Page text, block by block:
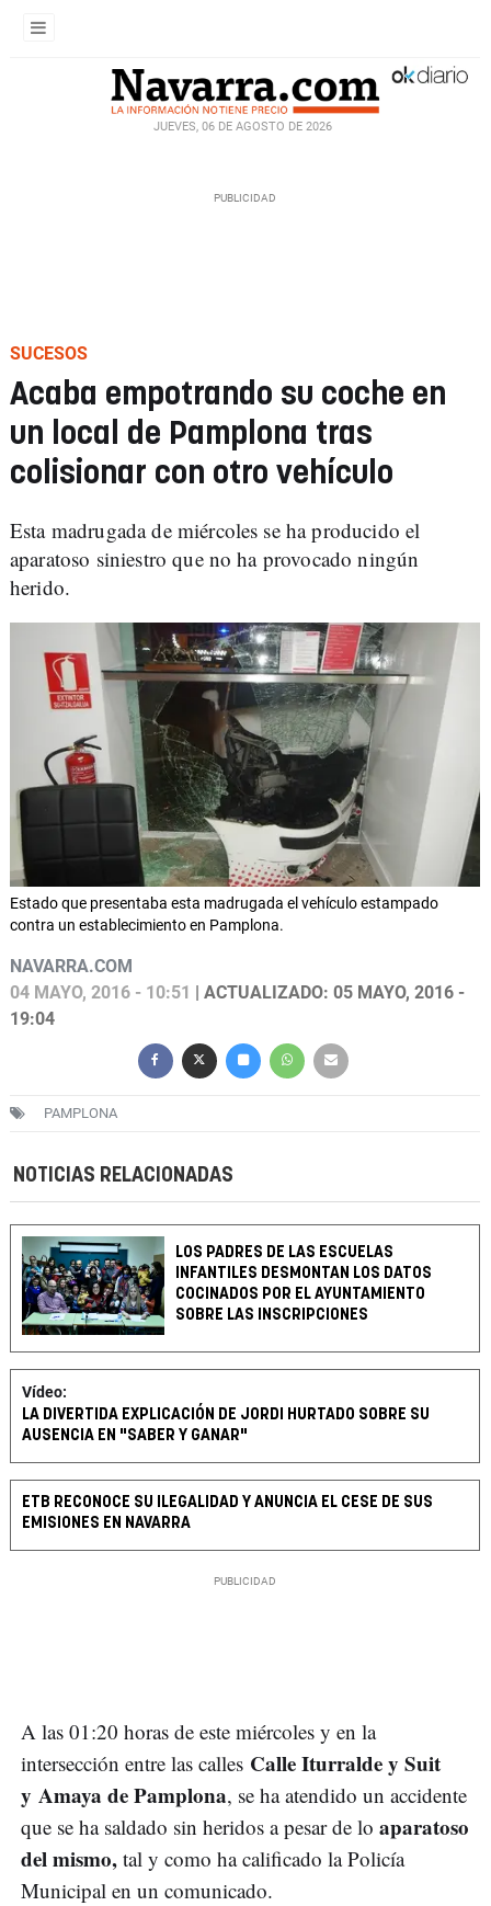
JUEVES, 06 DE AGOSTO DE 2026
SUCESOS
Acaba empotrando su coche en
un local de Pamplona tras
colisionar con otro vehículo
Esta madrugada de miércoles se ha producido el
aparatoso siniestro que no ha provocado ningún
herido.
Estado que presentaba esta madrugada el vehículo estampado
contra un establecimiento en Pamplona.
NAVARRA.COM
04 MAYO, 2016 - 10:51
| ACTUALIZADO: 05 MAYO, 2016 -
19:04
PAMPLONA
NOTICIAS RELACIONADAS
LOS PADRES DE LAS ESCUELAS
INFANTILES DESMONTAN LOS DATOS
COCINADOS POR EL AYUNTAMIENTO
SOBRE LAS INSCRIPCIONES
Vídeo:
LA DIVERTIDA EXPLICACIÓN DE JORDI HURTADO SOBRE SU
AUSENCIA EN "SABER Y GANAR"
ETB RECONOCE SU ILEGALIDAD Y ANUNCIA EL CESE DE SUS
EMISIONES EN NAVARRA
A las 01:20 horas de este miércoles y en la
intersección entre las calles Calle Iturralde y Suit
y Amaya de Pamplona, se ha atendido un accidente
que se ha saldado sin heridos a pesar de lo aparatoso
del mismo, tal y como ha calificado la Policía
Municipal en un comunicado.